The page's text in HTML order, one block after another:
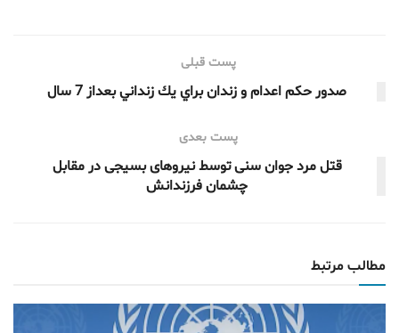
پست قبلی
صدور حکم اعدام و زندان براي يك زنداني بعداز 7 سال
پست بعدی
قتل مرد جوان سنی توسط نيروهاى بسيجى در مقابل
چشمان فرزندانش
مطالب مرتبط